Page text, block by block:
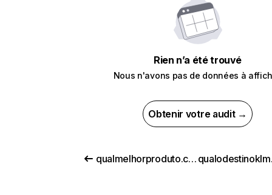
Rien n’a été trouvé
Nous n'avons pas de données à
Obtenir votre audit →
qualmelhorproduto.com.br